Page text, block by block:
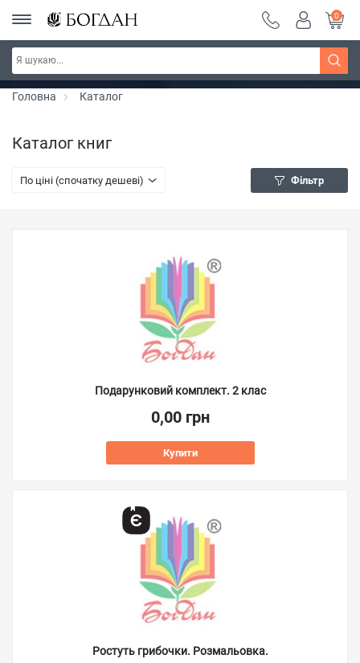
РОЗПРОДАЖ ~ 150 грн ~ 200 грн ~ 250 грн ~
300 грн ~ РОЗПРОДАЖ
Дізнатись більше
0
Головна Каталог
Каталог книг
По ціні (спочатку дешеві) Фільтр
Подарунковий комплект. 2 клас
0,00 грн
Купити
Ростуть грибочки. Розмальовка.